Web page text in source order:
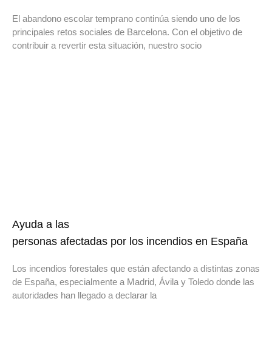
El abandono escolar temprano continúa siendo uno de los
principales retos sociales de Barcelona. Con el objetivo de
contribuir a revertir esta situación, nuestro socio
Ayuda a las
personas afectadas por los incendios en España
Los incendios forestales que están afectando a distintas zonas
de España, especialmente a Madrid, Ávila y Toledo donde las
autoridades han llegado a declarar la